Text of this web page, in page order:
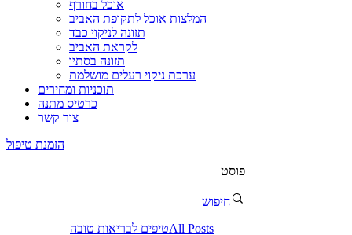
אוכל בחורף
המלצות אוכל לתקופת האביב
תזונה לניקוי כבד
לקראת האביב
תזונה בסתיו
ערכת ניקוי רעלים מושלמת
תוכניות ומחירים
כרטיס מתנה
צור קשר
הזמנת טיפול
פוסט
חיפוש
All Postsטיפים לבריאות טובה